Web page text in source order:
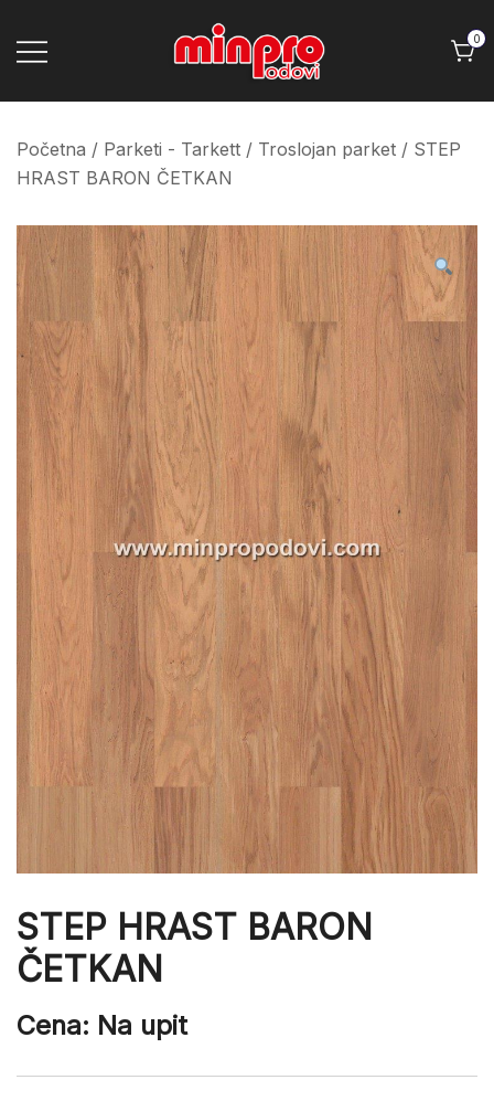
Minpro podovi
0
Početna / Parketi - Tarkett / Troslojan parket / STEP
HRAST BARON ČETKAN
STEP HRAST BARON
ČETKAN
Cena: Na upit